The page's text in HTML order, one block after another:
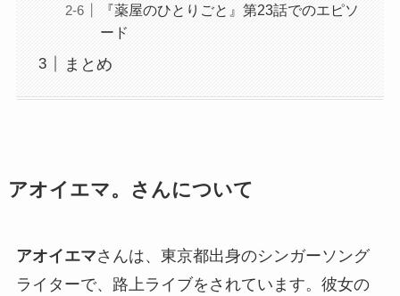
『薬屋のひとりごと』第23話でのエピソ
ード
まとめ
アオイエマ。さんについて
アオイエマさんは、東京都出身のシンガーソング
ライターで、路上ライブをされています。彼女の